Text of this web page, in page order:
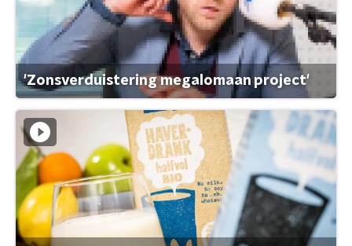
'Zonsverduistering megalomaan project'